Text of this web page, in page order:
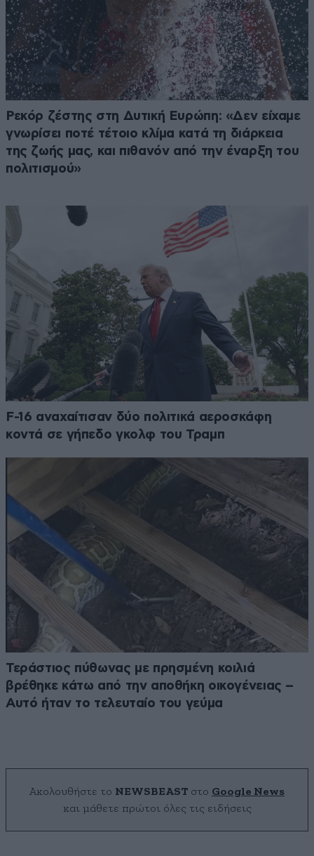
Ρεκόρ ζέστης στη Δυτική Ευρώπη: «Δεν είχαμε
γνωρίσει ποτέ τέτοιο κλίμα κατά τη διάρκεια
της ζωής μας, και πιθανόν από την έναρξη του
πολιτισμού»
F-16 αναχαίτισαν δύο πολιτικά αεροσκάφη
κοντά σε γήπεδο γκολφ του Τραμπ
Τεράστιος πύθωνας με πρησμένη κοιλιά
βρέθηκε κάτω από την αποθήκη οικογένειας –
Αυτό ήταν το τελευταίο του γεύμα
Ακολουθήστε το NEWSBEAST στο Google News
και μάθετε πρώτοι όλες τις ειδήσεις